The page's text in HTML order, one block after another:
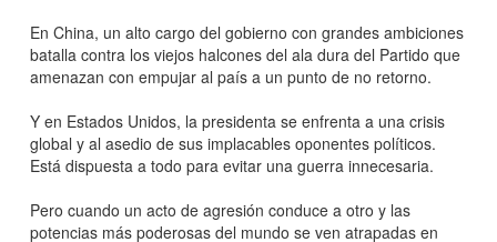
En China, un alto cargo del gobierno con grandes ambiciones
batalla contra los viejos halcones del ala dura del Partido que
amenazan con empujar al país a un punto de no retorno.
Y en Estados Unidos, la presidenta se enfrenta a una crisis
global y al asedio de sus implacables oponentes políticos.
Está dispuesta a todo para evitar una guerra innecesaria.
Pero cuando un acto de agresión conduce a otro y las
potencias más poderosas del mundo se ven atrapadas en